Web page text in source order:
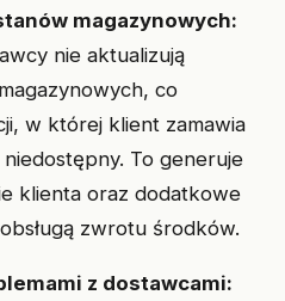
magazynowych:
nie aktualizują
co
w której klient zamawia
To generuje
klienta oraz dodatkowe
zwrotu środków.
z dostawcami: